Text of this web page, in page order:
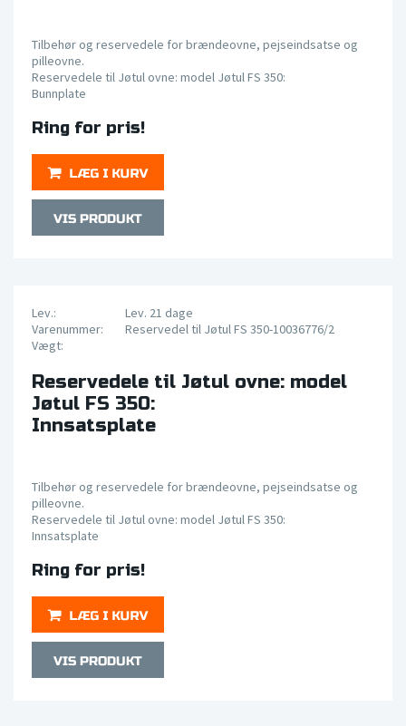
Tilbehør og reservedele for brændeovne, pejseindsatse og
pilleovne.
Reservedele til Jøtul ovne: model Jøtul FS 350:
Bunnplate
Ring for pris!
Lev.:
Lev. 21 dage
Varenummer:
Reservedel til Jøtul FS 350-10036776/2
Vægt:
Reservedele til Jøtul ovne: model
Jøtul FS 350:
Innsatsplate
Tilbehør og reservedele for brændeovne, pejseindsatse og
pilleovne.
Reservedele til Jøtul ovne: model Jøtul FS 350:
Innsatsplate
Ring for pris!